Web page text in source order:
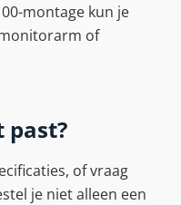
montage kun je
of
past?
of vraag
je niet alleen een